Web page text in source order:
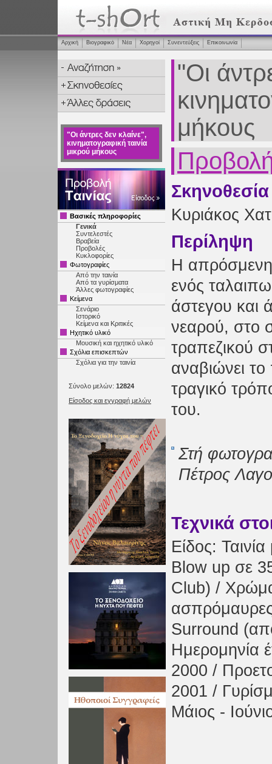
Αρχική Βιογραφικό Νέα Χορηγοί Συνεντεύξεις Επικοινωνία
"Οι άντρες δεν κλαίνε",
κινηματογραφική ταινία
μικρού μήκους
Βασικές πληροφορίες
Γενικά
Συντελεστές
Βραβεία
Προβολές
Κυκλοφορίες
Φωτογραφίες
Από την ταινία
Από τα γυρίσματα
Άλλες φωτογραφίες
Κείμενα
Σενάριο
Ιστορικό
Κείμενα και Κριτικές
Ηχητικό υλικό
Μουσική και ηχητικό υλικό
Σχόλια επισκεπτών
Σχόλια για την ταινία
Σύνολο μελών: 12824
Είσοδος και εγγραφή μελών
"Οι
μήκους
Σκηνοθεσία
Κυριάκος
Περίληψη
Η
ενός
άστεγου και
νεαρού, στο
τραπεζικού
αναβιώνει
τραγικό
του.
Στή
Πέτρος
Τεχνικά
Είδος:
Blow up σε
Club) /
Surround
Ημερομηνία
2000 /
2001 /
Μάιος -